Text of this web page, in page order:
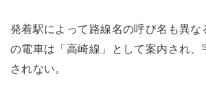
発着駅によって路線名の呼び名も異な
の電車は「高崎線」として案内され、
されない。